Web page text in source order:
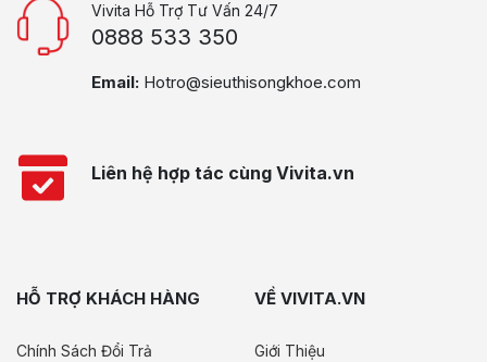
Vivita Hỗ Trợ Tư Vấn 24/7
0888 533 350
Email: Hotro@sieuthisongkhoe.com
Liên hệ hợp tác cùng Vivita.vn
HỖ TRỢ KHÁCH HÀNG
Chính Sách Đổi Trả
VỀ VIVITA.VN
Giới Thiệu